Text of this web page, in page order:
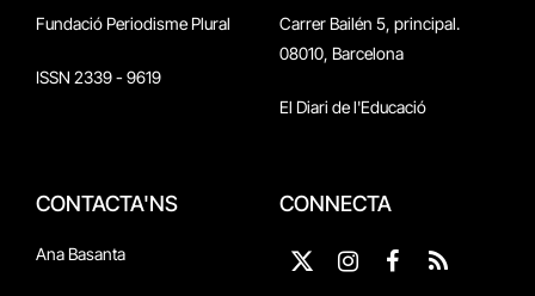
Fundació Periodisme Plural
ISSN 2339 - 9619
Carrer Bailén 5, principal.
08010, Barcelona
El Diari de l'Educació
CONTACTA'NS
Ana Basanta
CONNECTA
X
Instagram
Facebook
RSS